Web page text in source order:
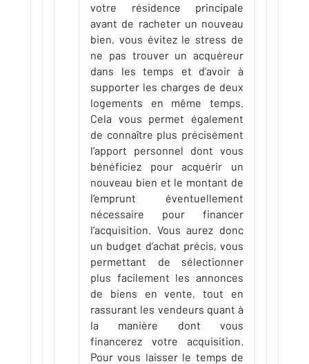
votre résidence principale
avant de racheter un nouveau
bien, vous évitez le stress de
ne pas trouver un acquéreur
dans les temps et d'avoir à
supporter les charges de deux
logements en même temps.
Cela vous permet également
de connaître plus précisément
l’apport personnel dont vous
bénéficiez pour acquérir un
nouveau bien et le montant de
l’emprunt éventuellement
nécessaire pour financer
l’acquisition. Vous aurez donc
un budget d’achat précis, vous
permettant de sélectionner
plus facilement les annonces
de biens en vente, tout en
rassurant les vendeurs quant à
la manière dont vous
financerez votre acquisition.
Pour vous laisser le temps de